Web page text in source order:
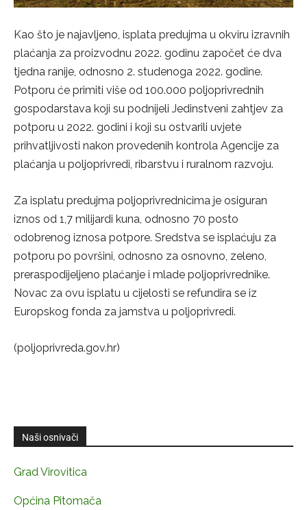
Kao što je najavljeno, isplata predujma u okviru izravnih
plaćanja za proizvodnu 2022. godinu započet će dva
tjedna ranije, odnosno 2. studenoga 2022. godine.
Potporu će primiti više od 100.000 poljoprivrednih
gospodarstava koji su podnijeli Jedinstveni zahtjev za
potporu u 2022. godini i koji su ostvarili uvjete
prihvatljivosti nakon provedenih kontrola Agencije za
plaćanja u poljoprivredi, ribarstvu i ruralnom razvoju.
Za isplatu predujma poljoprivrednicima je osiguran
iznos od 1,7 milijardi kuna, odnosno 70 posto
odobrenog iznosa potpore. Sredstva se isplaćuju za
potporu po površini, odnosno za osnovno, zeleno,
preraspodijeljeno plaćanje i mlade poljoprivrednike.
Novac za ovu isplatu u cijelosti se refundira se iz
Europskog fonda za jamstva u poljoprivredi.
(poljoprivreda.gov.hr)
Naši osnivači
Grad Virovitica
Općina Pitomača